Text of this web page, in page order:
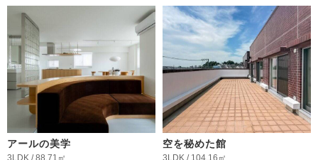
アールの美学 空を秘めた館